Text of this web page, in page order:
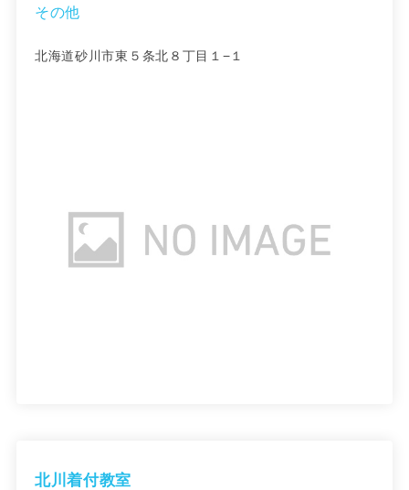
その他
北海道砂川市東５条北８丁目１−１
北川着付教室